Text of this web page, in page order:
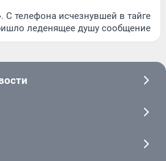
С телефона исчезнувшей в тайге
леденящее душу сообщение